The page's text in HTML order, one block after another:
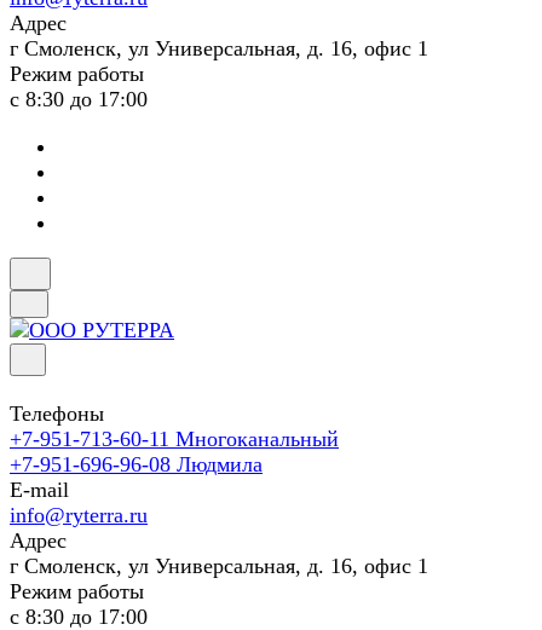
Адрес
г Смоленск, ул Универсальная, д. 16, офис 1
Режим работы
с 8:30 до 17:00
Телефоны
+7-951-713-60-11 Многоканальный
+7-951-696-96-08 Людмила
E-mail
info@ryterra.ru
Адрес
г Смоленск, ул Универсальная, д. 16, офис 1
Режим работы
с 8:30 до 17:00